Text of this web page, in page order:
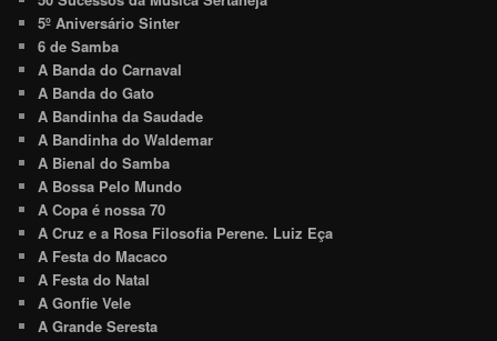
5º Aniversário Sinter
6 de Samba
A Banda do Carnaval
A Banda do Gato
A Bandinha da Saudade
A Bandinha do Waldemar
A Bienal do Samba
A Bossa Pelo Mundo
A Copa é nossa 70
A Cruz e a Rosa Filosofia Perene. Luiz Eça
A Festa do Macaco
A Festa do Natal
A Gonfie Vele
A Grande Seresta